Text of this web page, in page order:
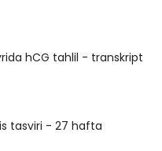
hCG tahlil - transkript
tasviri - 27 hafta